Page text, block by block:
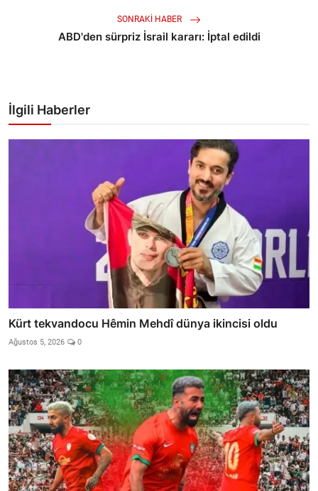
SONRAKI HABER
ABD'den sürpriz İsrail kararı: İptal edildi
İlgili Haberler
Kürt tekvandocu Hêmin Mehdî dünya ikincisi oldu
Ağustos 5, 2026 0